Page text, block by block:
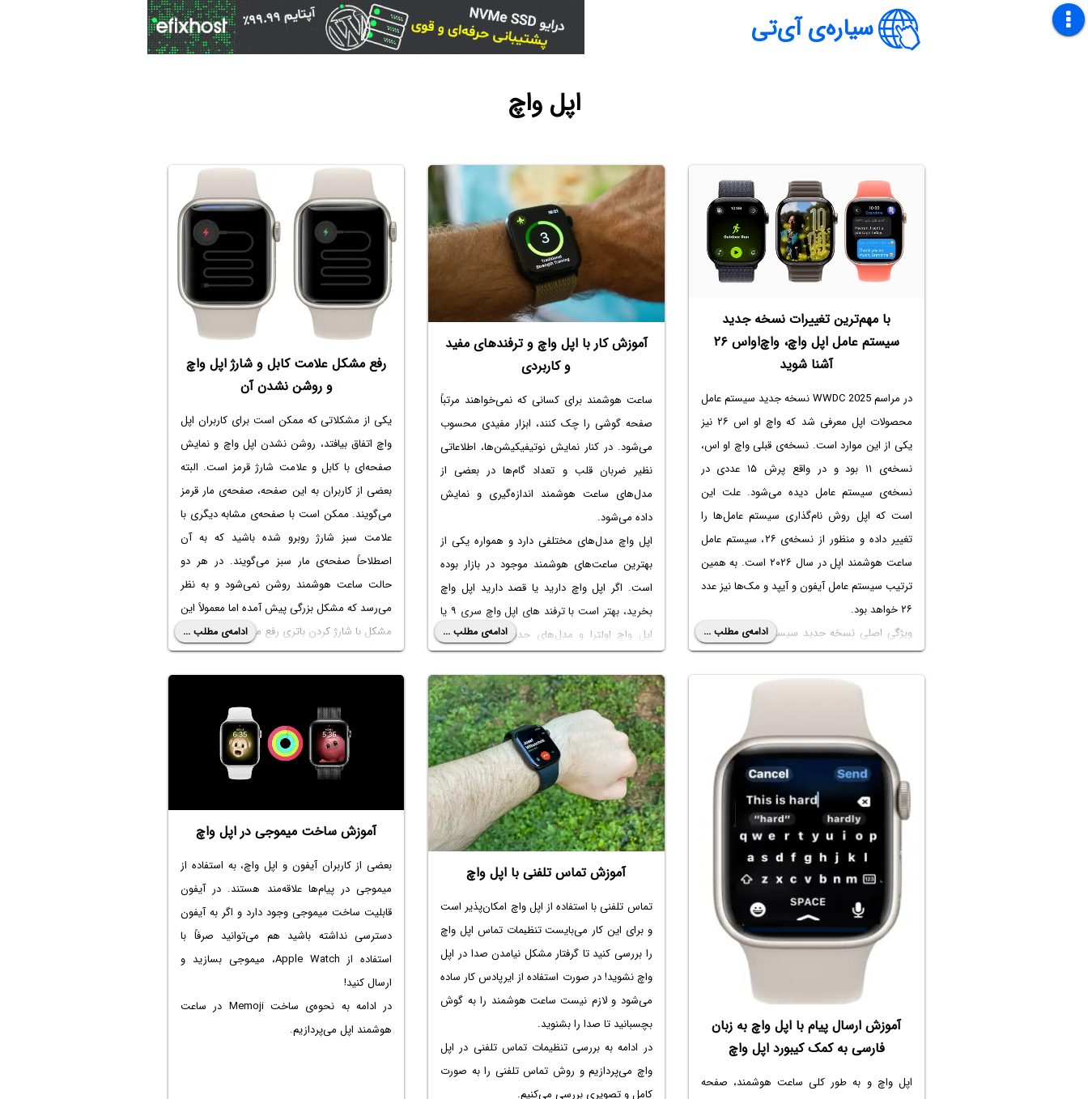
سیاره‌ی آی‌تی
اپل واچ
با مهم‌ترین تغییرات نسخه جدید
سیستم عامل اپل واچ، واچ‌او‌اس ۲۶
آشنا شوید
در مراسم WWDC 2025 نسخه جدید سیستم عامل
محصولات اپل معرفی شد که واچ او اس ۲۶ نیز
یکی از این موارد است. نسخه‌ی قبلی واچ او اس،
نسخه‌ی ۱۱ بود و در واقع پرش ۱۵ عددی در
نسخه‌ی سیستم عامل دیده می‌شود. علت این
است که اپل روش نام‌گذاری سیستم عامل‌ها را
تغییر داده و منظور از نسخه‌ی ۲۶، سیستم عامل
ساعت هوشمند اپل در سال ۲۰۲۶ است. به همین
ترتیب سیستم عامل آیفون و آیپد و مک‌ها نیز عدد
۲۶ خواهد بود.
ویژگی اصلی نسخه جدید سیستم عامل اپل واچ،
ساده‌تر شدن استفاده از ساعت هوشمند به کمک
هوش مصنوعی و قابلیت‌های جدیدی است که نیاز
کاربر به روشن کردن آیفون و چک کردن بعضی از
برنامه‌ها و تنظیمات را کاهش می‌دهد. در ادامه به
مهم‌ترین تغییراتی که در watchOS 26 دیده
می‌شود، می‌پردازیم.
ادامه‌ی مطلب ...
آموزش کار با اپل واچ و ترفندهای مفید
و کاربردی
ساعت هوشمند برای کسانی که نمی‌خواهند مرتباً
صفحه گوشی را چک کنند، ابزار مفیدی محسوب
می‌شود. در کنار نمایش نوتیفیکیشن‌ها، اطلاعاتی
نظیر ضربان قلب و تعداد گام‌ها در بعضی از
مدل‌های ساعت هوشمند اندازه‌گیری و نمایش
داده می‌شود.
اپل واچ مدل‌های مختلفی دارد و همواره یکی از
بهترین ساعت‌های هوشمند موجود در بازار بوده
است. اگر اپل واچ دارید یا قصد دارید اپل واچ
بخرید، بهتر است باترفند های اپل واچ سری ۹
یا
اپل واچ اولترا و مدل‌های جدیدتر و پیشرفته‌تر
آشنایی داشته باشید تا از امکانات ساعت هوشمند،
حداکثر استفاده را ببرید.
در ادامه به نکات و ترفندهای مفید در خصوص
استفاده از اپل واچ می‌پردازیم. با سیاره‌ی آی‌تی
همراه باشید.
ادامه‌ی مطلب ...
رفع مشکل علامت کابل و شارژ اپل واچ
و روشن نشدن آن
یکی از مشکلاتی که ممکن است برای کاربران اپل
واچ اتفاق بیافتد، روشن نشدن اپل واچ و نمایش
صفحه‌ای با کابل و علامت شارژ قرمز است. البته
بعضی از کاربران به این صفحه، صفحه‌ی مار قرمز
می‌گویند. ممکن است با صفحه‌ی مشابه دیگری با
علامت سبز شارژ روبرو شده باشید که به آن
اصطلاحاً صفحه‌ی مار سبز می‌گویند. در هر دو
حالت ساعت هوشمند روشن نمی‌شود و به نظر
می‌رسد که مشکل بزرگی پیش آمده اما معمولاً این
مشکل با شارژ کردن باتری رفع می‌شود.
در ادامه به معنی علامت کابل و شارژ روی صفحه
اپل واچ می‌پردازیم و روش‌های رفع مشکل را
ادامه‌ی مطلب ...
آموزش ارسال پیام با اپل واچ به زبان
فارسی به کمک کیبورد اپل واچ
اپل واچ و به طور کلی ساعت هوشمند، صفحه
آموزش تماس تلفنی با اپل واچ
تماس تلفنی با استفاده از اپل واچ امکان‌پذیر است
و برای این کار می‌بایستتنظيمات تماس اپل واچ
را بررسی کنید تا گرفتار مشکل نیامدن صدا در اپل
واچ نشوید! در صورت استفاده از ایرپادس کار ساده
می‌شود و لازم نیست ساعت هوشمند را به گوش
بچسبانید تا صدا را بشنوید.
در ادامه به بررسی تنظیمات تماس تلفنی در اپل
واچ می‌پردازیم و روش تماس تلفنی را به صورت
کامل و تصویری بررسی می‌کنیم.
آموزش ساخت میموجی در اپل واچ
بعضی از کاربران آیفون و اپل واچ، به استفاده از
میموجی در پیام‌ها علاقه‌مند هستند. در آیفون
قابلیت ساخت میموجی وجود دارد و اگر به آیفون
دسترسی نداشته باشید هم می‌توانید صرفاً با
استفاده از Apple Watch، میموجی بسازید و
ارسال کنید!
در ادامه به نحوه‌ی ساخت Memoji در ساعت
هوشمند اپل می‌پردازیم.